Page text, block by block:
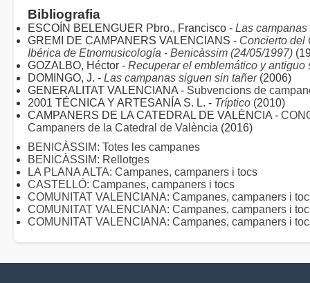
Bibliografia
ESCOÍN BELENGUER Pbro., Francisco - Las
GREMI DE CAMPANERS VALENCIANS - Concierto del
Ibérica de Etnomusicología - Benicàssim (24/05/1997)
GOZALBO, Héctor - Recuperar el emblemático y antiguo
DOMINGO, J. - Las campanas siguen sin tañer(2006)
GENERALITAT VALENCIANA - Subvencions de
2001 TÉCNICA Y ARTESANÍA S. L. - Tríptico (2010)
CAMPANERS DE LA CATEDRAL DE VALÈNCIA -
Campaners de la Catedral de València (2016)
BENICÀSSIM: Totes les campanes
BENICÀSSIM: Rellotges
LA PLANA ALTA: Campanes, campaners i tocs
CASTELLÓ: Campanes, campaners i tocs
COMUNITAT VALENCIANA: Campanes, campaners i
COMUNITAT VALENCIANA: Campanes, campaners i
COMUNITAT VALENCIANA: Campanes, campaners i